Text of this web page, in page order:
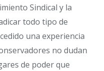
Sindical y la
todo tipo de
una experiencia
no dudan
de poder que